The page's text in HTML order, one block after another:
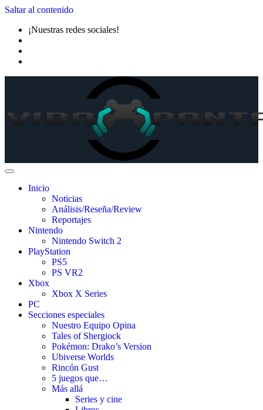
Saltar al contenido
¡Nuestras redes sociales!
Inicio
Noticias
Análisis/Reseña/Review
Reportajes
Nintendo
Nintendo Switch 2
PlayStation
PS5
PS VR2
Xbox
Xbox X Series
PC
Secciones especiales
Nuestro Equipo Opina
Tales of Shergiock
Pokémon: Drako’s Version
Ubiverse Worlds
Rincón Gust
5 juegos que…
Más allá
Series y cine